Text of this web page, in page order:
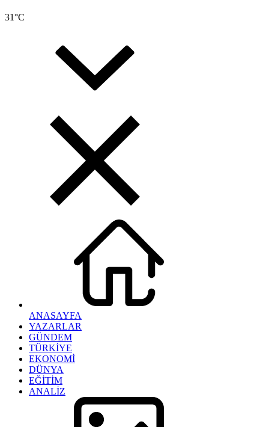
31°C
ANASAYFA
YAZARLAR
GÜNDEM
TÜRKİYE
EKONOMİ
DÜNYA
EĞİTİM
ANALİZ